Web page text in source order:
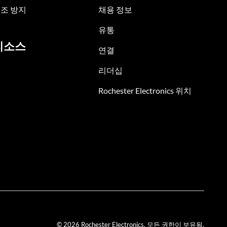
방지
소스
채용 정보
유통
연결
리더십
Rochester Electronics 위치
© 2026 Rochester Electronics. 모든 권한이 보유됨.